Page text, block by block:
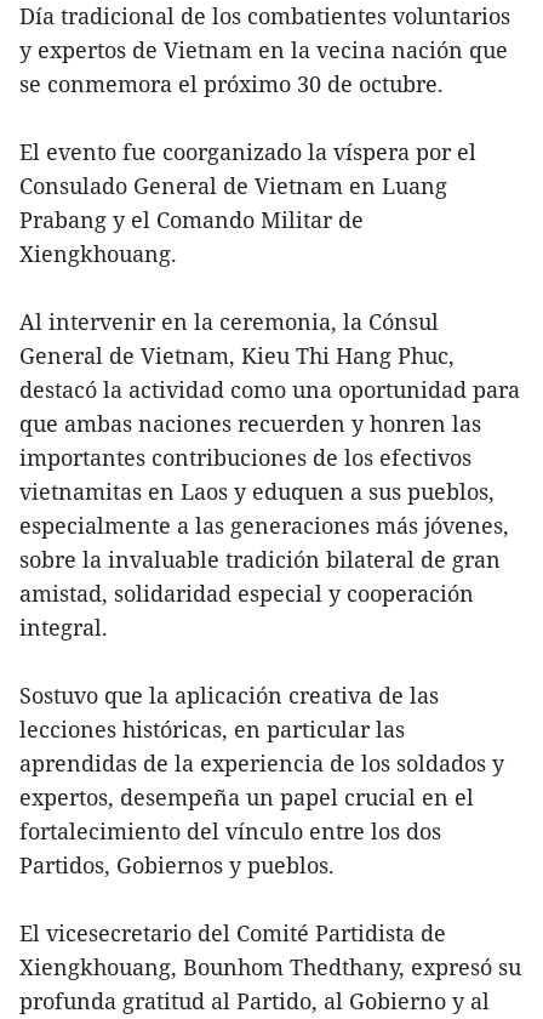
Día tradicional de los combatientes voluntarios
y expertos de Vietnam en la vecina nación que
se conmemora el próximo 30 de octubre.
El evento fue coorganizado la víspera por el
Consulado General de Vietnam en Luang
Prabang y el Comando Militar de
Xiengkhouang.
Al intervenir en la ceremonia, la Cónsul
General de Vietnam, Kieu Thi Hang Phuc,
destacó la actividad como una oportunidad para
que ambas naciones recuerden y honren las
importantes contribuciones de los efectivos
vietnamitas en Laos y eduquen a sus pueblos,
especialmente a las generaciones más jóvenes,
sobre la invaluable tradición bilateral de gran
amistad, solidaridad especial y cooperación
integral.
Sostuvo que la aplicación creativa de las
lecciones históricas, en particular las
aprendidas de la experiencia de los soldados y
expertos, desempeña un papel crucial en el
fortalecimiento del vínculo entre los dos
Partidos, Gobiernos y pueblos.
El vicesecretario del Comité Partidista de
Xiengkhouang, Bounhom Thedthany, expresó su
profunda gratitud al Partido, al Gobierno y al